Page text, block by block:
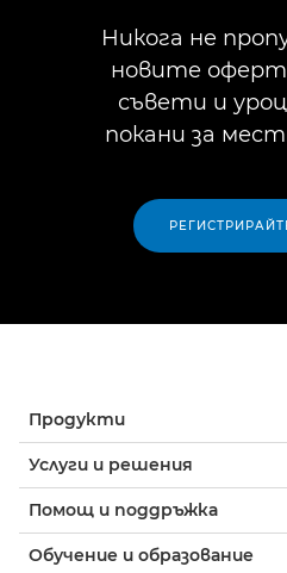
Никога не
новите
съвети и
покани за
Продукти
Услуги и решения
Помощ и поддръжка
Обучение и образование